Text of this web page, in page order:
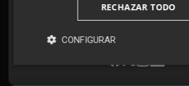
Síguenos en redes
RECHAZAR TODO
CONFIGURAR